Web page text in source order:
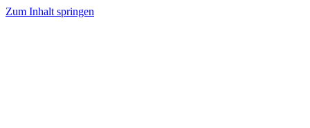
Zum Inhalt springen